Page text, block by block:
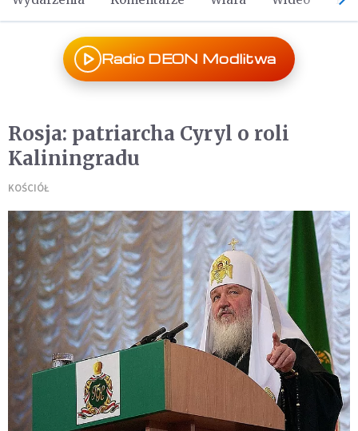
Radio DEON Modlitwa
Rosja: patriarcha Cyryl o roli
Kaliningradu
KOŚCIÓŁ